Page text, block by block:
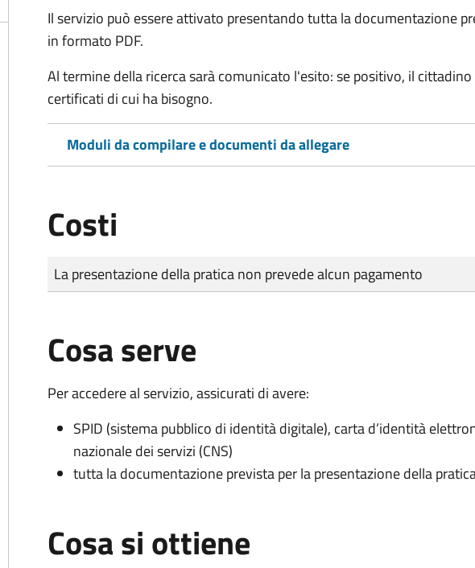
Il servizio può essere attivato presentando tutta la documentazione
in formato PDF.
Al termine della ricerca sarà comunicato l'esito: se positivo, il
certificati di cui ha bisogno.
Moduli da compilare e documenti da allegare
Costi
Tipo di pagamento
Importo
La presentazione della pratica non prevede alcun pagamento
Cosa serve
Per accedere al servizio, assicurati di avere:
SPID (sistema pubblico di identità digitale), carta d’identità
nazionale dei servizi (CNS)
tutta la documentazione prevista per la presentazione della
Cosa si ottiene